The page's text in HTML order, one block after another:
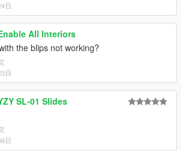
日
All Interiors
the blips not working?
日
SL-01 Slides
日